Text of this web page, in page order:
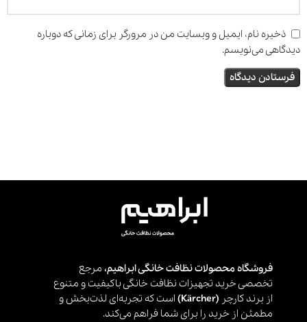
ذخیره نام، ایمیل و وبسایت من در مرورگر برای زمانی که دوباره
دیدگاهی می‌نویسم.
فروشگاه محصولات نظافت خانگی ابراهیم، مرجع
تخصصی خرید تجهیزات نظافت خانگی باکیفیت و متنوع
از برند کارچر (Kärcher)
است که تجربه‌ای لذت‌بخش و
مطمئن از خرید را برای شما فراهم می‌کند.